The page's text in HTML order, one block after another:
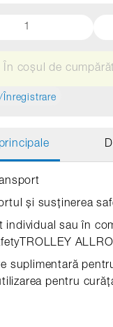
În coșul de
și susținerea
individual sau în
suplimentară
pentru